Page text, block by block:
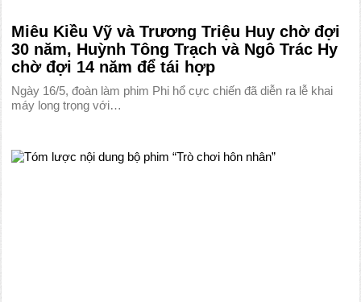
Miêu Kiều Vỹ và Trương Triệu Huy chờ đợi
30 năm, Huỳnh Tông Trạch và Ngô Trác Hy
chờ đợi 14 năm để tái hợp
Ngày 16/5, đoàn làm phim Phi hổ cực chiến đã diễn ra lễ khai
máy long trọng với…